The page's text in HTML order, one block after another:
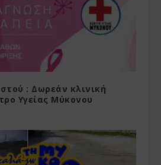
: Δωρεάν κλινική
Υγείας Μύκονου